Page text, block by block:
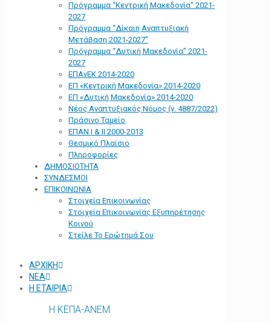
Πρόγραμμα “Κεντρική Μακεδονία” 2021-
2027
Πρόγραμμα “Δίκαιη Αναπτυξιακή
Μετάβαση 2021-2027”
Πρόγραμμα “Δυτική Μακεδονία” 2021-
2027
ΕΠΑνΕΚ 2014-2020
ΕΠ «Kεντρική Μακεδονία» 2014-2020
ΕΠ «Δυτική Μακεδονία» 2014-2020
Νέος Αναπτυξιακός Νόμος (ν. 4887/2022)
Πράσινο Ταμείο
ΕΠΑΝ Ι & ΙΙ 2000-2013
Θεσμικό Πλαίσιο
Πληροφορίες
ΔΗΜΟΣΙΟΤΗΤΑ
ΣΥΝΔΕΣΜΟΙ
ΕΠΙΚΟΙΝΩΝΙΑ
Στοιχεία Επικοινωνίας
Στοιχεία Επικοινωνίας Εξυπηρέτησης
Κοινού
Στείλε Το Ερώτημά Σου
ΑΡΧΙΚΗ
ΝΕΑ
Η ΕΤΑΙΡΙΑ
Η ΚΕΠΑ-ΑΝΕΜ